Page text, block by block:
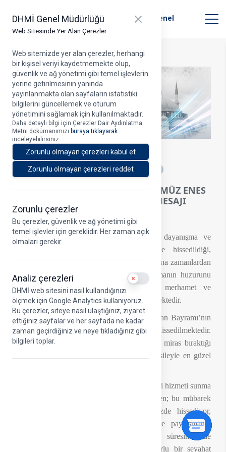
DHMİ Genel Müdürlüğü
Web Sitesinde Yer Alan Çerezler
Close panel
Web sitemizde yer alan çerezler, herhangi
bir kişisel veriyi kaydetmemekte olup,
güvenlik ve ağ yönetimi gibi temel işlevlerin
yerine getirilmesinin yanında
yayınlanmakta olan sayfaların istatistiki
bilgilerini güncellemek ve oturum
yönetimini sağlamak için kullanılmaktadır.
Daha detaylı bilgi için Çerezler Dair Aydınlatma
Metni dokümanımızı buraya tıklayarak
inceleyebilirsiniz.
Zorunlu olmayan çerezleri kabul et
Zorunlu olmayan çerezleri reddet
Zorunlu çerezler
Bu çerezler, güvenlik ve ağ yönetimi gibi
temel işlevler için gereklidir. Her zaman açık
olmaları gerekir.
Analiz çerezleri Use setting
DHMİ web sitesini nasıl kullandığınızı
ölçmek için Google Analytics kullanıyoruz.
Bu çerezler, siteye nasıl ulaştığınız, ziyaret
ettiğiniz sayfalar ve her sayfada ne kadar
zaman geçirdiğiniz ve neye tıkladığınız gibi
bilgileri toplar.
Devlet Hava Meydanları İşletmesi Genel
Müdürlüğü
22.05.2026
A
YK BAŞKANI VE GENEL MÜDÜRÜMÜZ ENES
ÇAKMAK’IN KURBAN BAYRAMI MESAJI
Kurban Bayramı; yardımlaşma, paylaşma, dayanışma ve
kardeşlik duygularının en güçlü şekilde hissedildiği,
gönüllerin birbirine daha da yaklaştığı müstesna zamanlardan
biridir. Milletçe aynı manevi iklimi paylaşmanın huzurunu
yaşadığımız bu mübarek günler; sevgi, merhamet ve
muhabbet bağlarımızı daha da kuvvetlendirmektedir.
Asırlardır bizi bir arada tutan değerler, Kurban Bayramı’nın
manevi atmosferinde daha güçlü şekilde hissedilmektedir.
Köklü medeniyetimizin ve inancımızın bize miras bıraktığı
yardımlaşma ve paylaşma anlayışı da bu vesileyle en güzel
DHMİ ailesi olarak bizler de milletimize en iyi hizmeti sunma
sorumluluğuyla görevlerimizi yerine getirirken; bu mübarek
günlerin taşıdığı manevi anlamı yüreğimizde hissediyor,
bayramın huzur ve bereketini hep birlikte paylaşmanın
mutluluğunu yaşıyoruz. Kurban Bayramı süresince de
yolcularımızın emniyetli, düzenli ve konforlu bir seyahat